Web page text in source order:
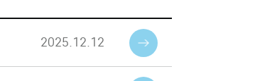
2025.12.12